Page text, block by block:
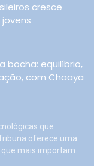
cresce
bocha: equilíbrio,
com Chaaya
que
oferece uma
mais importam.